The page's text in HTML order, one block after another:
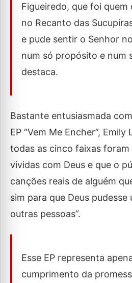
Figueiredo, que foi quem
no Recanto das
e pude sentir o Senhor
num só propósito e num
destaca.
Bastante entusiasmada
EP “Vem Me Encher”,
todas as cinco faixas foram
vividas com Deus e que o
canções reais de alguém
sim para que Deus pudesse
outras pessoas”.
Esse EP representa
cumprimento da